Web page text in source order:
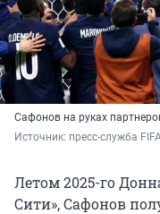
Сафонов на руках
Источник: пресс-служба FIFA
Летом 2025-го
Сити», Сафонов